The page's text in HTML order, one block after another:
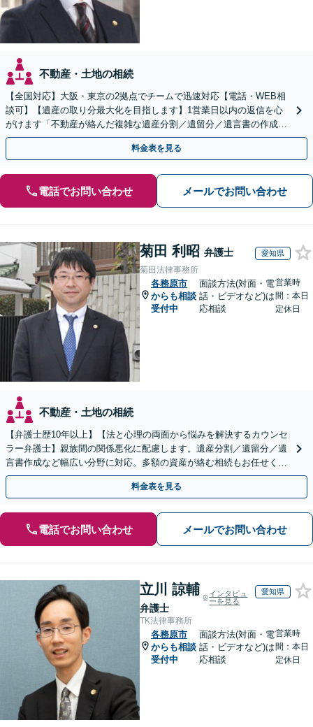
不動産・土地の相続
【全国対応】大阪・東京の2拠点でチームで迅速対応【電話・WEB相
談可】【遺産の取り分最大化を目指します】1営業日以内の返信を心
がけます「不動産が絡んだ複雑な遺産分割／遺留分／遺言書の作成・
執行／事業承継など、お任せください」【休日相談あり】
料金表を見る
電話でお問い合わせ メールでお問い合わせ
菊田 利昭 弁護士 愛知県
菊田法律事務所
各務原市
からも相談
受付中
面談方法(対面・電
話・ビデオなど)は
応相談
営業時
間：本日
定休日
不動産・土地の相続
【弁護士歴10年以上】【法と心理の両面から悩みを解決するカウンセ
ラー弁護士】親族間の関係悪化に配慮します。遺産分割／遺留分／遺
言書作成など幅広い分野に対応。多額の資産が絡む相続もお任せくだ
さい。【夜間・休日の相談可能】【駐車場完備】
料金表を見る
電話でお問い合わせ メールでお問い合わせ
立川 諒輔
弁護士
インタビュ
ーを見る
愛知県
TK法律事務所
各務原市
からも相談
受付中
面談方法(対面・電
話・ビデオなど)は
応相談
営業時
間：本日
定休日